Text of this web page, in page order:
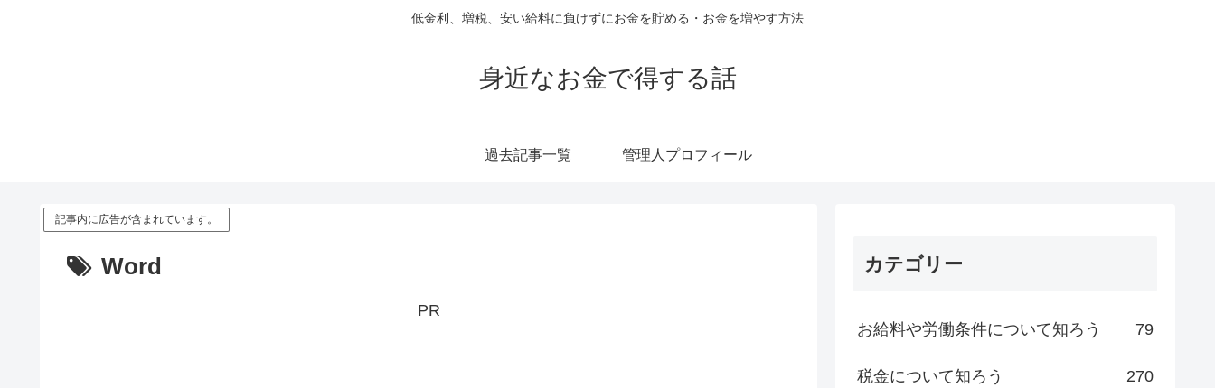
低金利、増税、安い給料に負けずにお金を貯める・お金を増やす方法
身近なお金で得する話
過去記事一覧 管理人プロフィール
記事内に広告が含まれています。
Word
PR
カテゴリー
お給料や労働条件について知ろう 79
税金について知ろう 270